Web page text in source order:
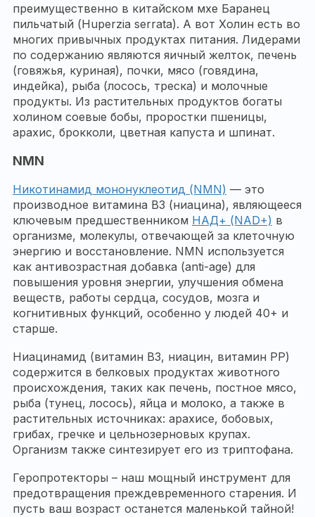
преимущественно в китайском мхе Баранец
пильчатый (Huperzia serrata). А вот Холин есть во
многих привычных продуктах питания. Лидерами
по содержанию являются яичный желток, печень
(говяжья, куриная), почки, мясо (говядина,
индейка), рыба (лосось, треска) и молочные
продукты. Из растительных продуктов богаты
холином соевые бобы, проростки пшеницы,
арахис, брокколи, цветная капуста и шпинат.
NMN
Никотинамид мононуклеотид (NMN) — это
производное витамина B3 (ниацина), являющееся
ключевым предшественником НАД+ (NAD+) в
организме, молекулы, отвечающей за клеточную
энергию и восстановление. NMN используется
как антивозрастная добавка (anti-age) для
повышения уровня энергии, улучшения обмена
веществ, работы сердца, сосудов, мозга и
когнитивных функций, особенно у людей 40+ и
старше.
Ниацинамид (витамин B3, ниацин, витамин PP)
содержится в белковых продуктах животного
происхождения, таких как печень, постное мясо,
рыба (тунец, лосось), яйца и молоко, а также в
растительных источниках: арахисе, бобовых,
грибах, гречке и цельнозерновых крупах.
Организм также синтезирует его из триптофана.
Геропротекторы – наш мощный инструмент для
предотвращения преждевременного старения. И
пусть ваш возраст останется маленькой тайной!